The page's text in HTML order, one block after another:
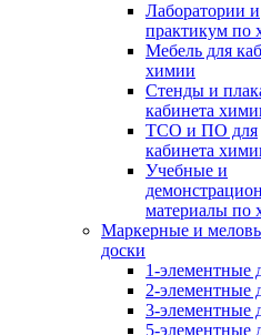
Лаборатории и
практикум по
Мебель для
химии
Стенды и
кабинета
ТСО и ПО для
кабинета
Учебные и
материалы по
Маркерные и
доски
1-элементные
2-элементные
3-элементные
5-элементные